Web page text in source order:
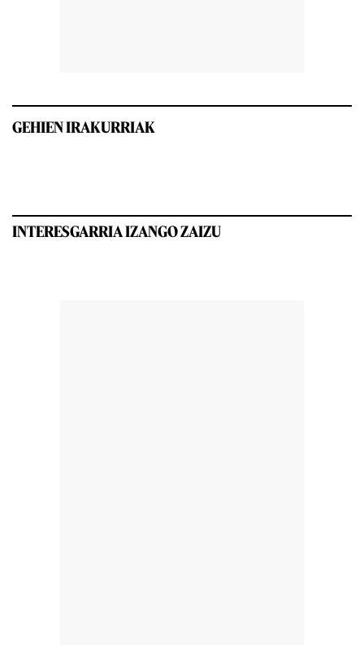
GEHIEN IRAKURRIAK
INTERESGARRIA IZANGO ZAIZU